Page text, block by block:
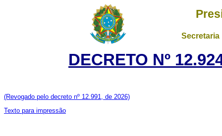
DECRETO Nº
(Revogado pelo decreto nº 12.991, de 2026)
Texto para impressão